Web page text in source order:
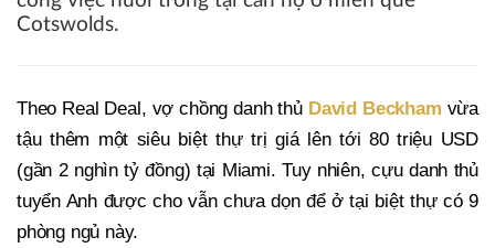
Cotswolds.
Theo Real Deal, vợ chồng danh thủ David Beckham vừa
tậu thêm một siêu biệt thự trị giá lên tới 80 triệu USD
(gần 2 nghìn tỷ đồng) tại Miami. Tuy nhiên, cựu danh thủ
tuyển Anh được cho vẫn chưa dọn để ở tại biệt thự có 9
phòng ngủ này.